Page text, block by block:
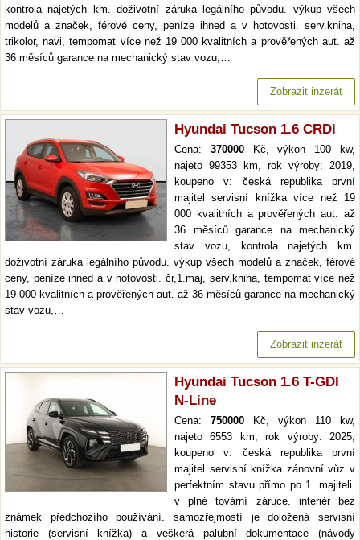
kontrola najetých km. doživotní záruka legálního původu. výkup všech
modelů a značek, férové ceny, peníze ihned a v hotovosti. serv.kniha,
trikolor, navi, tempomat více než 19 000 kvalitních a prověřených aut. až
36 měsíců garance na mechanický stav vozu,…
Zobrazit inzerát
Hyundai Tucson 1.6 CRDi
Cena: 370000Kč, výkon 100 kw,
najeto 99353 km, rok výroby: 2019,
koupeno v: česká republika první
majitel servisní knížka více než 19
000 kvalitních a prověřených aut. až
36 měsíců garance na mechanický
stav vozu, kontrola najetých km.
doživotní záruka legálního původu. výkup všech modelů a značek, férové
ceny, peníze ihned a v hotovosti. čr,1.maj, serv.kniha, tempomat více než
19 000 kvalitních a prověřených aut. až 36 měsíců garance na mechanický
stav vozu,…
Zobrazit inzerát
Hyundai Tucson 1.6 T-GDI
N-Line
Cena: 750000 Kč, výkon 110 kw,
najeto 6553 km, rok výroby: 2025,
koupeno v: česká republika první
majitel servisní knížka zánovní vůz v
perfektním stavu přímo po 1. majiteli.
v plné tovární záruce. interiér bez
známek předchozího používání. samozřejmostí je doložená servisní
historie (servisní knížka) a veškerá palubní dokumentace (návody